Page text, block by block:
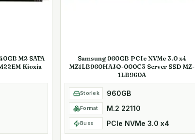
M2 SATA
Kioxia
Samsung 960GB PCIe NVMe 3.0 x4
MZ1LB960HAJQ-000C3 Server SSD MZ-
1LB960A
Storlek 960GB
Format M.2 22110
Buss PCIe NVMe 3.0 x4